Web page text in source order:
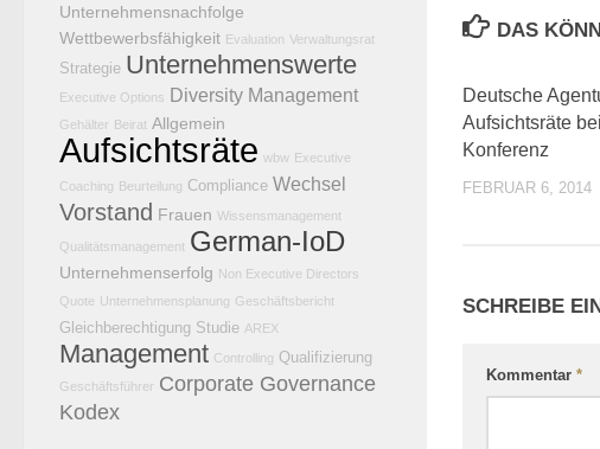
DAS
Deutsche
Aufsichtsräte
Konferenz
FEBRUAR 6, 2014
SCHREIBE
Kommentar *
Unternehmensnachfolge
Wettbewerbsfähigkeit Evaluation Verwaltungsrat
Strategie Unternehmenswerte
Executive Options Diversity Management
Gehälter Beirat Allgemein
Aufsichtsräte wbw Executive
Coaching Beurteilung Compliance Wechsel
Vorstand Frauen Wissensmanagement
Qualitätsmanagement German-IoD
Unternehmenserfolg Non Executive Directors
Quote Unternehmensplanung Geschäftsbericht
Gleichberechtigung Studie AREX
Management Controlling Qualifizierung
Geschäftsführer Corporate Governance
Kodex